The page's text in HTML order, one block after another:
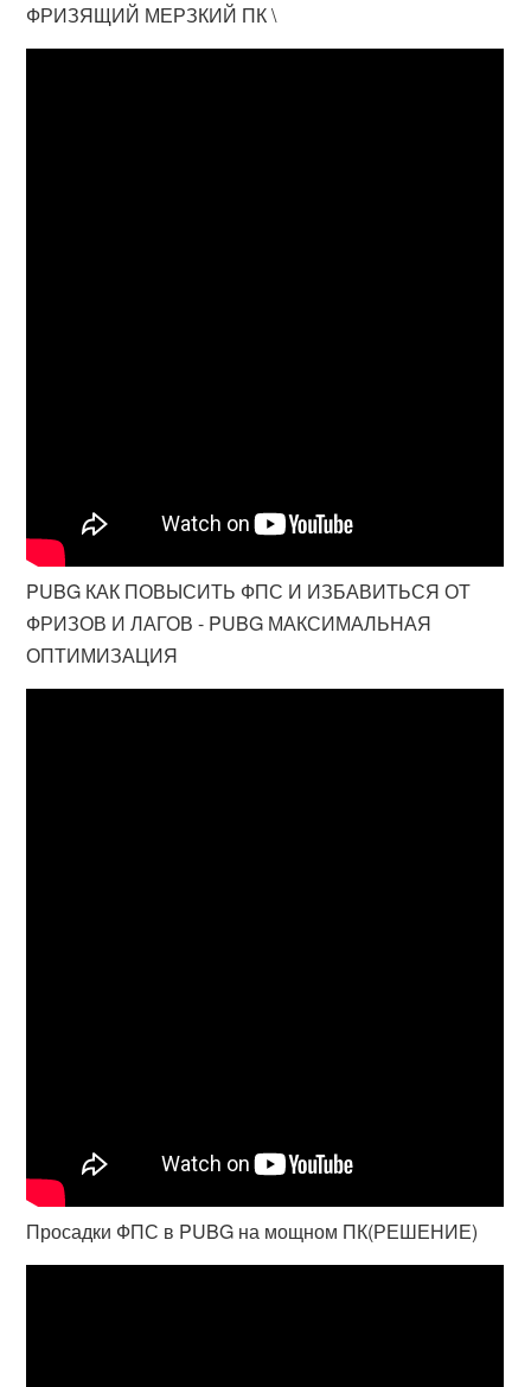
ФРИЗЯЩИЙ МЕРЗКИЙ ПК \
PUBG КАК ПОВЫСИТЬ ФПС И ИЗБАВИТЬСЯ ОТ
ФРИЗОВ И ЛАГОВ - PUBG МАКСИМАЛЬНАЯ
ОПТИМИЗАЦИЯ
Просадки ФПС в PUBG на мощном ПК(РЕШЕНИЕ)